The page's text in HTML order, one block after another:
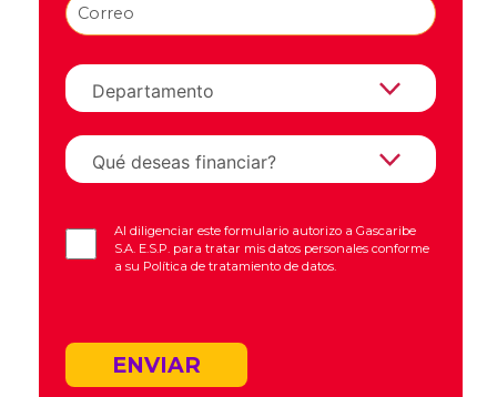
Al diligenciar este formulario autorizo a Gascaribe
S.A. E.S.P. para tratar mis datos personales conforme
a su Política de tratamiento de datos.
ENVIAR